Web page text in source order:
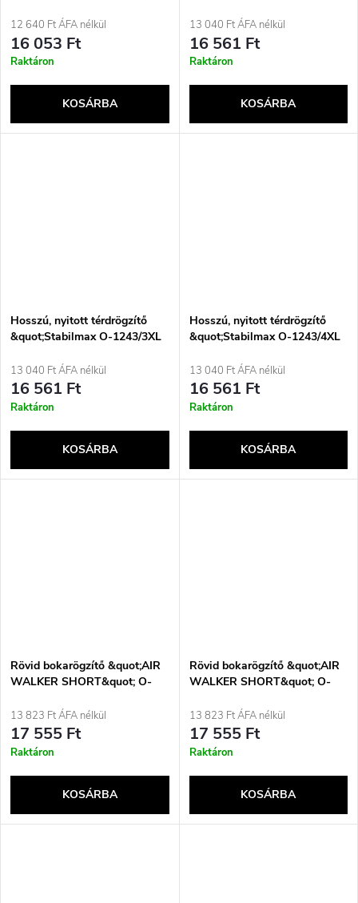
12 640 Ft ÁFA nélkül
16 053 Ft
Raktáron
KOSÁRBA
13 040 Ft ÁFA nélkül
16 561 Ft
Raktáron
KOSÁRBA
Hosszú, nyitott térdrögzítő
&quot;Stabilmax O-1243/3XL
13 040 Ft ÁFA nélkül
16 561 Ft
Raktáron
KOSÁRBA
Hosszú, nyitott térdrögzítő
&quot;Stabilmax O-1243/4XL
13 040 Ft ÁFA nélkül
16 561 Ft
Raktáron
KOSÁRBA
Rövid bokarögzítő &quot;AIR
WALKER SHORT&quot; O-
13 823 Ft ÁFA nélkül
17 555 Ft
Raktáron
KOSÁRBA
Rövid bokarögzítő &quot;AIR
WALKER SHORT&quot; O-
13 823 Ft ÁFA nélkül
17 555 Ft
Raktáron
KOSÁRBA